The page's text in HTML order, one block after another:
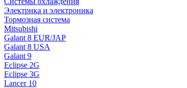
Электрика и электроника
Тормозная система
Mitsubishi
Galant 8 EUR/JAP
Galant 8 USA
Galant 9
Eclipse 2G
Eclipse 3G
Lancer 10